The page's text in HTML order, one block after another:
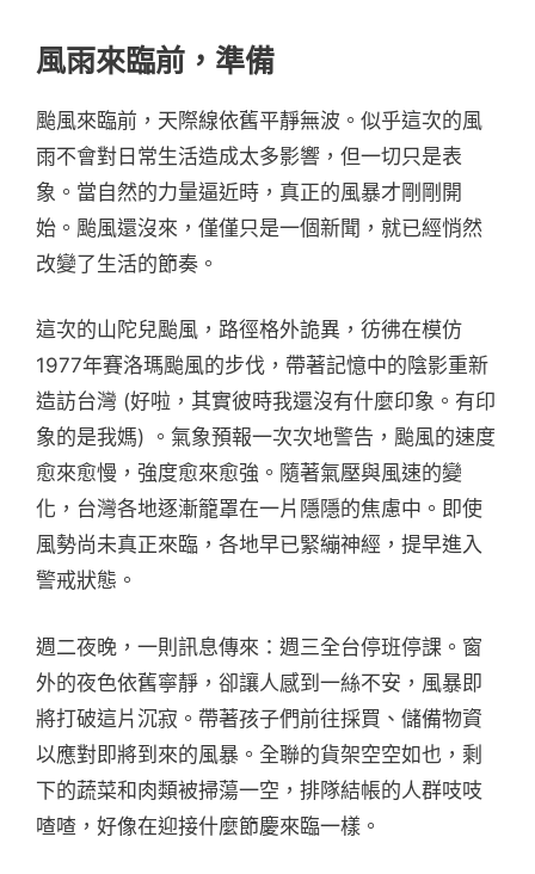
風雨來臨前，準備
颱風來臨前，天際線依舊平靜無波。似乎這次的風
雨不會對日常生活造成太多影響，但一切只是表
象。當自然的力量逼近時，真正的風暴才剛剛開
始。颱風還沒來，僅僅只是一個新聞，就已經悄然
改變了生活的節奏。
這次的山陀兒颱風，路徑格外詭異，彷彿在模仿
1977年賽洛瑪颱風的步伐，帶著記憶中的陰影重新
造訪台灣 (好啦，其實彼時我還沒有什麼印象。有印
象的是我媽) 。氣象預報一次次地警告，颱風的速度
愈來愈慢，強度愈來愈強。隨著氣壓與風速的變
化，台灣各地逐漸籠罩在一片隱隱的焦慮中。即使
風勢尚未真正來臨，各地早已緊繃神經，提早進入
警戒狀態。
週二夜晚，一則訊息傳來：週三全台停班停課。窗
外的夜色依舊寧靜，卻讓人感到一絲不安，風暴即
將打破這片沉寂。帶著孩子們前往採買、儲備物資
以應對即將到來的風暴。全聯的貨架空空如也，剩
下的蔬菜和肉類被掃蕩一空，排隊結帳的人群吱吱
喳喳，好像在迎接什麼節慶來臨一樣。